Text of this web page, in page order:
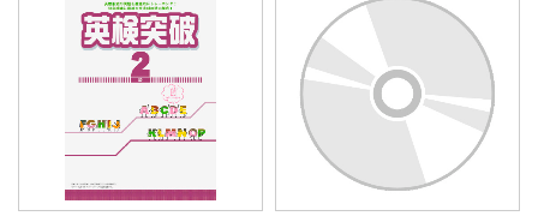
マイページ